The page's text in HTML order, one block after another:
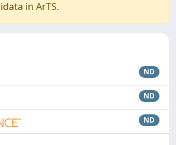
in ArTS.
ND
ND
ND